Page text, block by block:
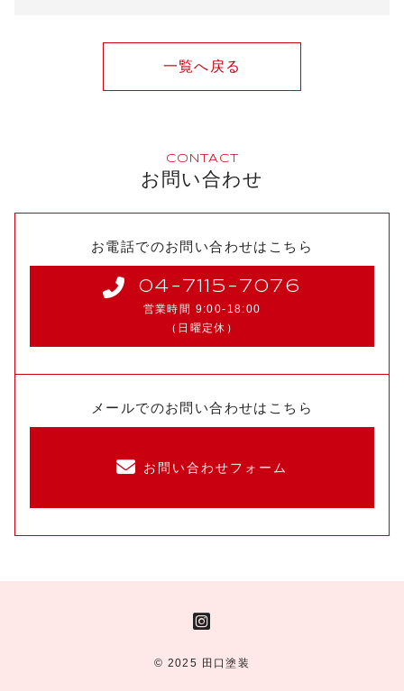
一覧へ戻る
CONTACT
お問い合わせ
お電話でのお問い合わせはこちら
04-7115-7076
営業時間 9:00-18:00
（日曜定休）
メールでのお問い合わせはこちら
お問い合わせフォーム
© 2025 田口塗装